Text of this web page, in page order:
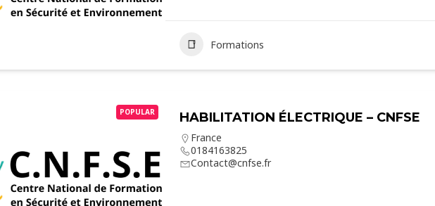
Formations
POPULAR HABILITATION ÉLECTRIQUE – CNFSE
France
0184163825
Contact@cnfse.fr